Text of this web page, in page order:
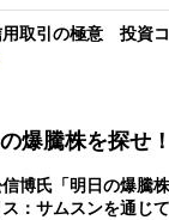
取引の極意 投資
爆騰株を探せ！
信博氏「明日の爆騰
：サムスンを通じ